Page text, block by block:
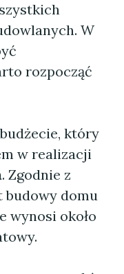
W
rozpocząć
który
w realizacji
. Zgodnie z
budowy domu
wynosi około